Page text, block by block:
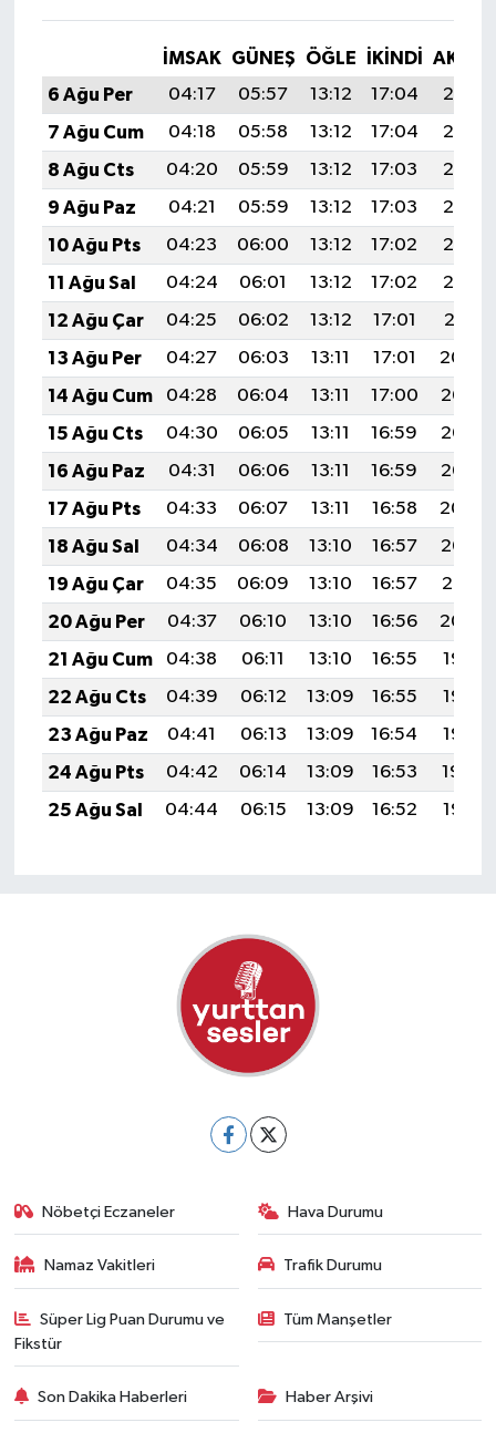
İMSAK GÜNEŞ ÖĞLE İKINDI
6 Ağu Per
04:17 05:57 13:12 17:04
20:18
7 Ağu Cum
04:18 05:58 13:12 17:04
20:17
8 Ağu Cts
04:20 05:59 13:12 17:03
20:16
9 Ağu Paz
04:21 05:59 13:12 17:03
20:15
10 Ağu Pts
04:23 06:00 13:12 17:02
20:13
11 Ağu Sal
04:24 06:01 13:12 17:02
20:12
12 Ağu Çar
04:25 06:02 13:12 17:01
20:11
13 Ağu Per
04:27 06:03 13:11 17:01
20:09
14 Ağu Cum
04:28 06:04 13:11 17:00
20:08
15 Ağu Cts
04:30 06:05 13:11 16:59
20:07
16 Ağu Paz
04:31 06:06 13:11 16:59
20:05
17 Ağu Pts
04:33 06:07 13:11 16:58
20:04
18 Ağu Sal
04:34 06:08 13:10 16:57
20:03
19 Ağu Çar
04:35 06:09 13:10 16:57
20:01
20 Ağu Per
04:37 06:10 13:10 16:56
20:00
21 Ağu Cum
04:38 06:11 13:10 16:55
19:58
22 Ağu Cts
04:39 06:12 13:09 16:55
19:57
23 Ağu Paz
04:41 06:13 13:09 16:54
19:55
24 Ağu Pts
04:42 06:14 13:09 16:53
19:54
25 Ağu Sal
04:44 06:15 13:09 16:52 19:52
Nöbetçi Eczaneler Hava Durumu
Namaz Vakitleri Trafik Durumu
Süper Lig Puan Durumu ve
Fikstür
Tüm Manşetler
Son Dakika Haberleri Haber Arşivi